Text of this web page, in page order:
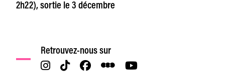
2h22), sortie le 3 décembre
Retrouvez-nous sur